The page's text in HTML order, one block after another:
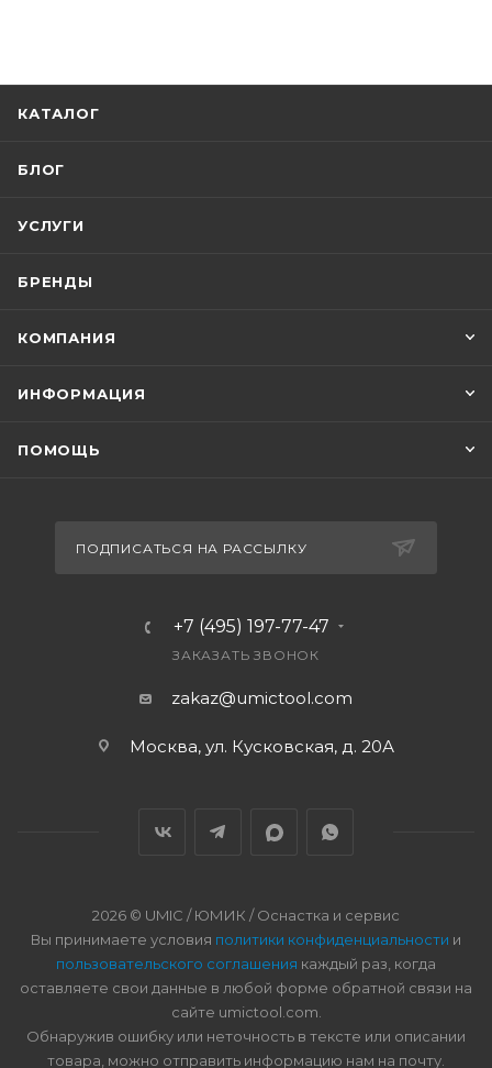
КАТАЛОГ
БЛОГ
УСЛУГИ
БРЕНДЫ
КОМПАНИЯ
ИНФОРМАЦИЯ
ПОМОЩЬ
ПОДПИСАТЬСЯ НА РАССЫЛКУ
+7 (495) 197-77-47
ЗАКАЗАТЬ ЗВОНОК
zakaz@umictool.com
Москва, ул. Кусковская, д. 20А
2026 © UMIC / ЮМИК / Оснастка и сервис
Вы принимаете условия политики конфиденциальности и
пользовательского соглашения каждый раз, когда
оставляете свои данные в любой форме обратной связи на
сайте umictool.com.
Обнаружив ошибку или неточность в тексте или описании
товара, можно отправить информацию нам на почту.